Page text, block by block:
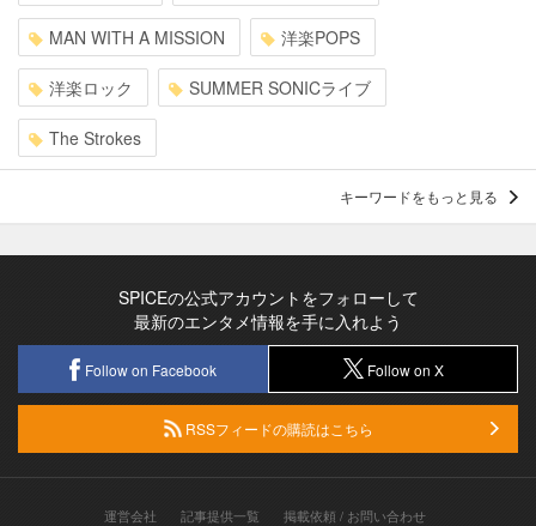
MAN WITH A MISSION 洋楽POPS
洋楽ロック SUMMER SONICライブ
The Strokes
キーワードをもっと見る
SPICEの公式アカウントをフォローして
最新のエンタメ情報を手に入れよう
Follow on Facebook Follow on X
RSSフィードの購読はこちら
運営会社 記事提供一覧 掲載依頼 / お問い合わせ